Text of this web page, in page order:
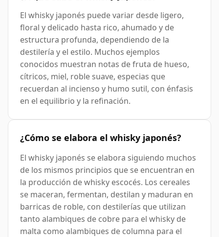
El whisky japonés puede variar desde ligero,
floral y delicado hasta rico, ahumado y de
estructura profunda, dependiendo de la
destilería y el estilo. Muchos ejemplos
conocidos muestran notas de fruta de hueso,
cítricos, miel, roble suave, especias que
recuerdan al incienso y humo sutil, con énfasis
en el equilibrio y la refinación.
¿Cómo se elabora el whisky japonés?
El whisky japonés se elabora siguiendo muchos
de los mismos principios que se encuentran en
la producción de whisky escocés. Los cereales
se maceran, fermentan, destilan y maduran en
barricas de roble, con destilerías que utilizan
tanto alambiques de cobre para el whisky de
malta como alambiques de columna para el